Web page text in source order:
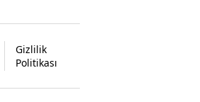
Gizlilik
Politikası